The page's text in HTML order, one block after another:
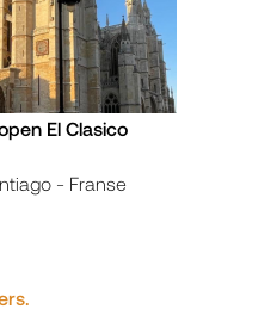
El Clasico
- Franse